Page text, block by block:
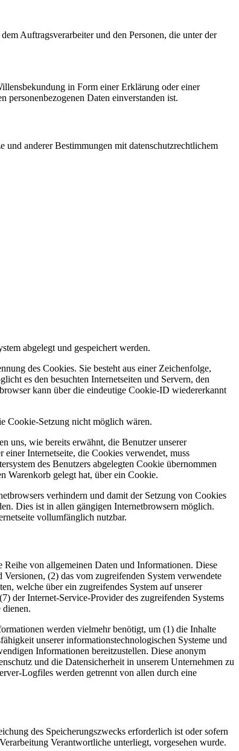
Auftragsverarbeiter und den Personen, die unter der
in Form einer Erklärung oder einer
personenbezogenen Daten einverstanden ist.
anderer Bestimmungen mit datenschutzrechtlichem
abgelegt und gespeichert werden.
des Cookies. Sie besteht aus einer Zeichenfolge,
es den besuchten Internetseiten und Servern, den
kann über die eindeutige Cookie-ID wiedererkannt
Cookie-Setzung nicht möglich wären.
uns, wie bereits erwähnt, die Benutzer unserer
Internetseite, die Cookies verwendet, muss
des Benutzers abgelegten Cookie übernommen
Warenkorb gelegt hat, über ein Cookie.
verhindern und damit der Setzung von Cookies
Dies ist in allen gängigen Internetbrowsern möglich.
vollumfänglich nutzbar.
Reihe von allgemeinen Daten und Informationen. Diese
(2) das vom zugreifenden System verwendete
welche über ein zugreifendes System auf unserer
der Internet-Service-Provider des zugreifenden Systems
werden vielmehr benötigt, um (1) die Inhalte
unserer informationstechnologischen Systeme und
Informationen bereitzustellen. Diese anonym
und die Datensicherheit in unserem Unternehmen zu
Logfiles werden getrennt von allen durch eine
des Speicherungszwecks erforderlich ist oder sofern
Verantwortliche unterliegt, vorgesehen wurde.